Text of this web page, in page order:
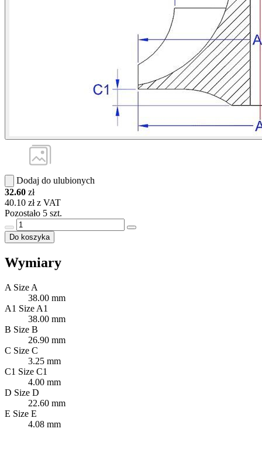
Dodaj do ulubionych
32.60 zł
40.10 zł z VAT
Pozostało 5 szt.
Do koszyka
Wymiary
A Size A
38.00 mm
A1 Size A1
38.00 mm
B Size B
26.90 mm
C Size C
3.25 mm
C1 Size C1
4.00 mm
D Size D
22.60 mm
E Size E
4.08 mm